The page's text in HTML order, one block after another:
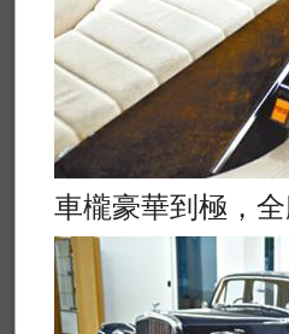
車櫳豪華到極，